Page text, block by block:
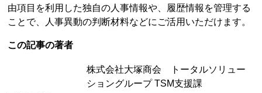
由項目を利用した独自の人事情報や、履歴情報を管理する
ことで、人事異動の判断材料などにご活用いただけます。
この記事の著者
株式会社大塚商会 トータルソリュー
ショングループ TSM支援課